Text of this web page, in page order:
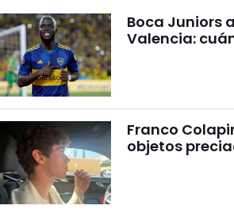
Boca Juniors
Valencia:
Franco
objetos